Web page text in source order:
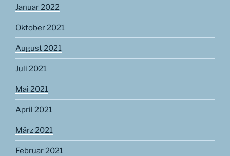
Januar 2022
Oktober 2021
August 2021
Juli 2021
Mai 2021
April 2021
März 2021
Februar 2021